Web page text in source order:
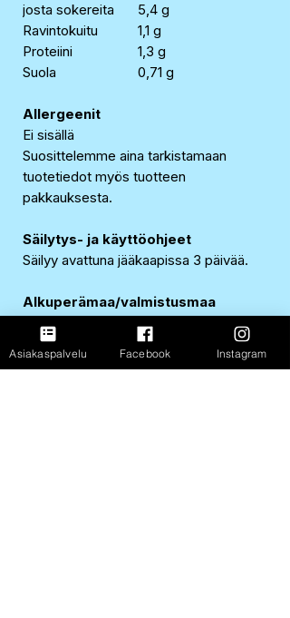
josta sokereita
5,4 g
Ravintokuitu
1,1 g
Proteiini
1,3 g
Suola
0,71 g
Allergeenit
Ei sisällä
Suosittelemme aina tarkistamaan
tuotetiedot myös tuotteen
pakkauksesta.
Säilytys- ja käyttöohjeet
Säilyy avattuna jääkaapissa 3 päivää.
Alkuperämaa/valmistusmaa
Alankomaat
EAN-koodi
Asiakaspalvelu Facebook Instagram